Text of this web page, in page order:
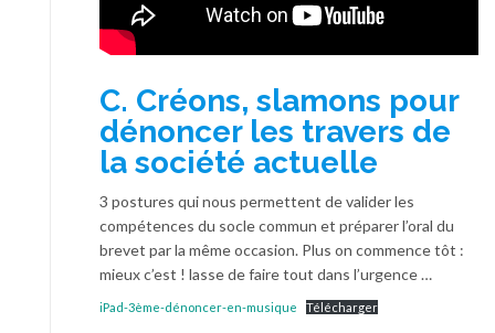
C. Créons, slamons pour
dénoncer les travers de
la société actuelle
3 postures qui nous permettent de valider les
compétences du socle commun et préparer l’oral du
brevet par la même occasion. Plus on commence tôt :
mieux c’est ! lasse de faire tout dans l’urgence …
iPad-3ème-dénoncer-en-musique Télécharger